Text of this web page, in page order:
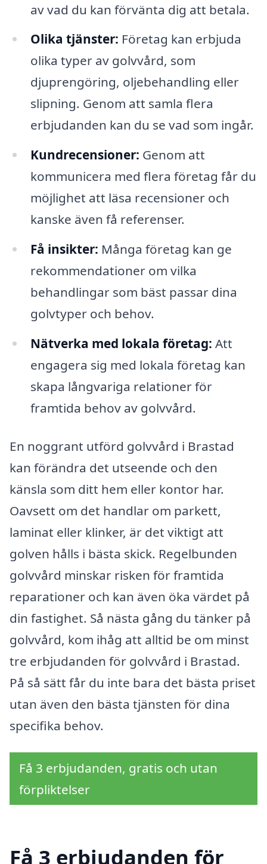
av vad du kan förvänta dig att betala.
Olika tjänster: Företag kan erbjuda
olika typer av golvvård, som
djuprengöring, oljebehandling eller
slipning. Genom att samla flera
erbjudanden kan du se vad som ingår.
Kundrecensioner: Genom att
kommunicera med flera företag får du
möjlighet att läsa recensioner och
kanske även få referenser.
Få insikter: Många företag kan ge
rekommendationer om vilka
behandlingar som bäst passar dina
golvtyper och behov.
Nätverka med lokala företag: Att
engagera sig med lokala företag kan
skapa långvariga relationer för
framtida behov av golvvård.
En noggrant utförd golvvård i Brastad
kan förändra det utseende och den
känsla som ditt hem eller kontor har.
Oavsett om det handlar om parkett,
laminat eller klinker, är det viktigt att
golven hålls i bästa skick. Regelbunden
golvvård minskar risken för framtida
reparationer och kan även öka värdet på
din fastighet. Så nästa gång du tänker på
golvvård, kom ihåg att alltid be om minst
tre erbjudanden för golvvård i Brastad.
På så sätt får du inte bara det bästa priset
utan även den bästa tjänsten för dina
specifika behov.
Få 3 erbjudanden, gratis och utan
förpliktelser
Få 3 erbjudanden för